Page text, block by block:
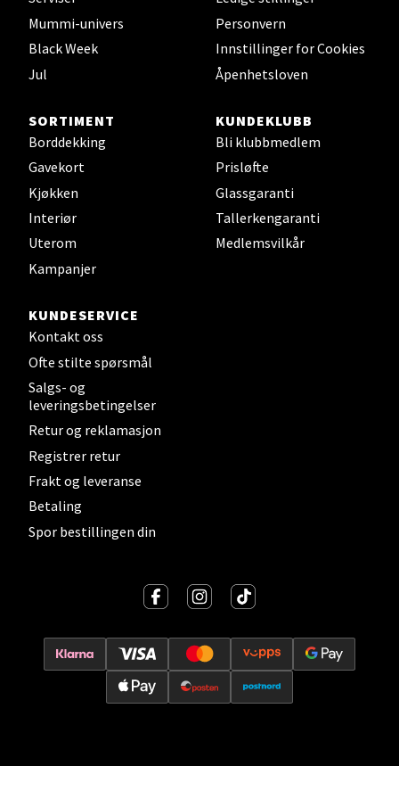
Mummi-univers
Black Week
Jul
Personvern
Innstillinger for Cookies
Åpenhetsloven
SORTIMENT
Borddekking
Gavekort
Kjøkken
Interiør
Uterom
Kampanjer
KUNDEKLUBB
Bli klubbmedlem
Prisløfte
Glassgaranti
Tallerkengaranti
Medlemsvilkår
KUNDESERVICE
Kontakt oss
Ofte stilte spørsmål
Salgs- og
leveringsbetingelser
Retur og reklamasjon
Registrer retur
Frakt og leveranse
Betaling
Spor bestillingen din
Leirvik - Stord
Torgbakken 2, 5401 Stord
Åpent i dag 10-17
Oslo - Thon Senter Storo
Vitaminveien 7 - 9, 0485 Oslo
Åpent i dag 10-21
0 i butikk
Strandtorget, 2609 Lillehammer
0 i butikk